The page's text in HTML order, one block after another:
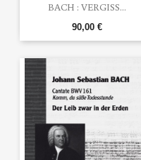
BACH : VERGISS...
90,00 €